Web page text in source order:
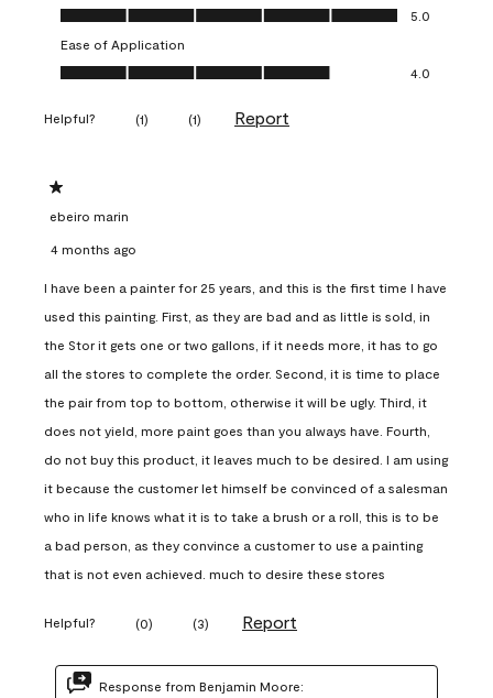
Value of Product, 5.0 out of 5
5.0
Ease of Application
Ease of Application, 4.0 out of 5
4.0
Helpful? (1) (1) Report
1 out of 5 stars.
ebeiro marin
4 months ago
I have been a painter for 25 years, and this is the first time I have
used this painting. First, as they are bad and as little is sold, in
the Stor it gets one or two gallons, if it needs more, it has to go
all the stores to complete the order. Second, it is time to place
the pair from top to bottom, otherwise it will be ugly. Third, it
does not yield, more paint goes than you always have. Fourth,
do not buy this product, it leaves much to be desired. I am using
it because the customer let himself be convinced of a salesman
who in life knows what it is to take a brush or a roll, this is to be
a bad person, as they convince a customer to use a painting
that is not even achieved. much to desire these stores
Helpful? (0) (3) Report
Response from Benjamin Moore: